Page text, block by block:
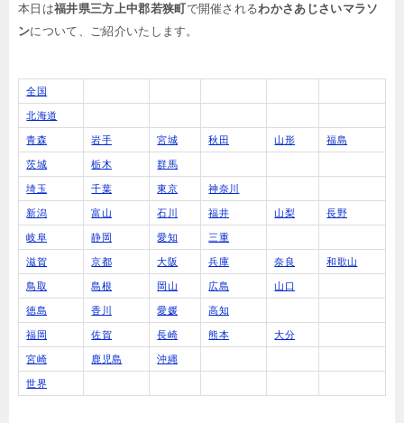
本日は福井県三方上中郡若狭町で開催されるわかさあじさいマラソ
ンについて、ご紹介いたします。
全国
北海道
青森 岩手 宮城 秋田 山形 福島
茨城 栃木 群馬
埼玉 千葉 東京 神奈川
新潟 富山 石川 福井 山梨 長野
岐阜 静岡 愛知 三重
滋賀 京都 大阪 兵庫 奈良 和歌山
鳥取 島根 岡山 広島 山口
徳島 香川 愛媛 高知
福岡 佐賀 長崎 熊本 大分
宮崎 鹿児島 沖縄
世界